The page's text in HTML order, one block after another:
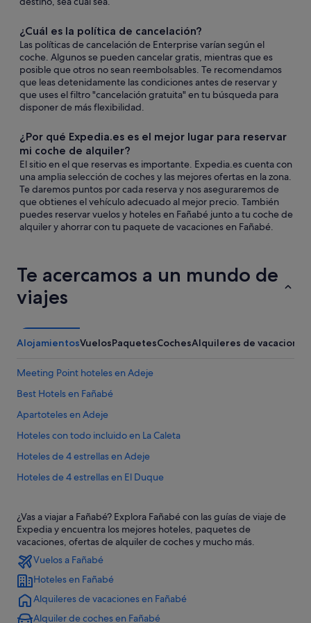
¿Cuál es la política de cancelación?
Las políticas de cancelación de Enterprise varían según el
coche. Algunos se pueden cancelar gratis, mientras que es
posible que otros no sean reembolsables. Te recomendamos
que leas detenidamente las condiciones antes de reservar y
que uses el filtro "cancelación gratuita" en tu búsqueda para
disponer de más flexibilidad.
¿Por qué Expedia.es es el mejor lugar para reservar
mi coche de alquiler?
El sitio en el que reservas es importante. Expedia.es cuenta con
una amplia selección de coches y las mejores ofertas en la zona.
Te daremos puntos por cada reserva y nos aseguraremos de
que obtienes el vehículo adecuado al mejor precio. También
puedes reservar vuelos y hoteles en Fañabé junto a tu coche de
alquiler y ahorrar con tu paquete de vacaciones en Fañabé.
Te acercamos a un mundo de
viajes
AlojamientosVuelosPaquetesCochesAlquileres de vacaciones
Meeting Point hoteles en Adeje
Best Hotels en Fañabé
Apartoteles en Adeje
Hoteles con todo incluido en La Caleta
Hoteles de 4 estrellas en Adeje
Hoteles de 4 estrellas en El Duque
Hoteles cerca de Centro comercial Gran Sur
Casas privadas de vacaciones en Fañabé
Hoteles con bar en Adeje
Hoteles en la playa en El Duque
Hoteles con casino en Adeje
¿Vas a viajar a Fañabé? Explora Fañabé con las guías de viaje de
Expedia y encuentra los mejores hoteles, paquetes de
vacaciones, ofertas de alquiler de coches y mucho más.
Vuelos a Fañabé
Hoteles en Fañabé
Alquileres de vacaciones en Fañabé
Alquiler de coches en Fañabé